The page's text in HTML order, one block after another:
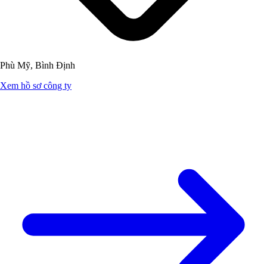
Phù Mỹ, Bình Định
Xem hồ sơ công ty